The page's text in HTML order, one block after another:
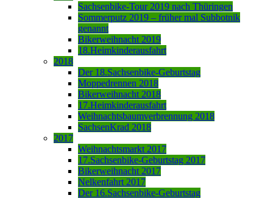
Sachsenbike-Tour 2019 nach Thüringen
Sommerputz 2019 – früher mal Subbotnik
genannt
Bikerweihnacht 2019
18.Heimkinderausfahrt
2018
Der 18.Sachsenbike-Geburtstag
Moppedrennen 2018
Bikerweihnacht 2018
17.Heimkinderausfahrt
Weihnachtsbaumverbrennung 2018
SachsenKrad 2018
2017
Weihnachtsmarkt 2017
17.Sachsenbike-Geburtstag 2017
Bikerweihnacht 2017
Nelkenfahrt 2017
Der 16.Sachsenbike-Geburtstag